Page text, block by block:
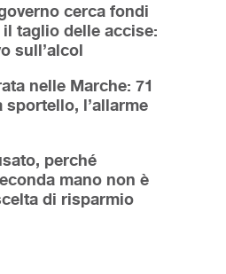
cerca fondi
taglio delle accise:
sull’alcol
nelle Marche: 71
sportello, l’allarme
perché
mano non è
di risparmio